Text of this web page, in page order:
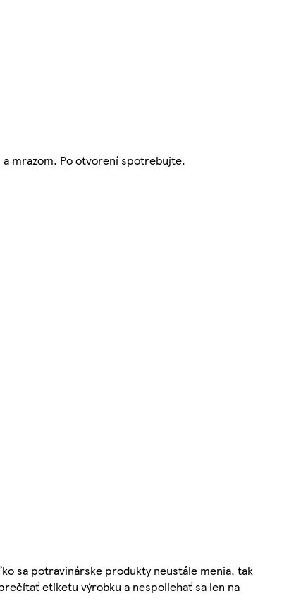
mrazom. Po otvorení spotrebujte.
sa potravinárske produkty neustále menia, tak
etiketu výrobku a nespoliehať sa len na